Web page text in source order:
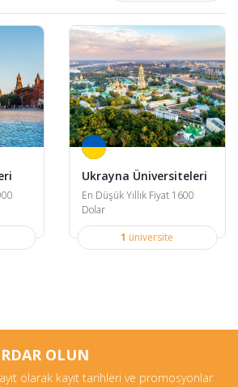
Ukrayna Üniversiteleri
En Düşük Yıllık Fiyat 1600
Dolar
1 üniversite
OLUN
olarak kayıt tarihleri ve promosyonlar